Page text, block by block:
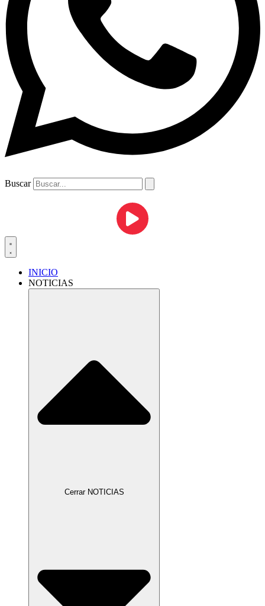
Buscar
INICIO
NOTICIAS
Cerrar NOTICIAS